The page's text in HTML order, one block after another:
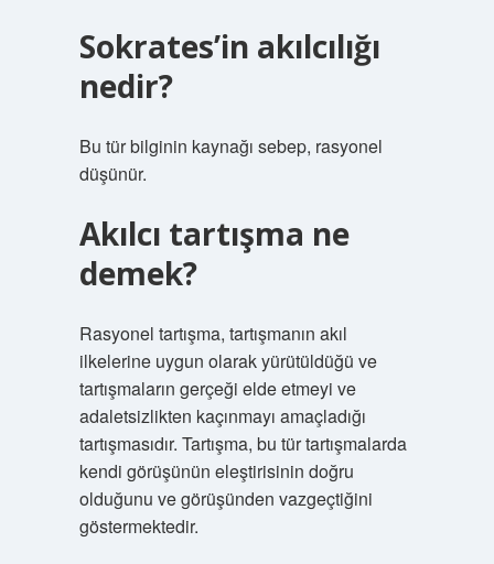
Sokrates’in akılcılığı
nedir?
Bu tür bilginin kaynağı sebep, rasyonel
düşünür.
Akılcı tartışma ne
demek?
Rasyonel tartışma, tartışmanın akıl
ilkelerine uygun olarak yürütüldüğü ve
tartışmaların gerçeği elde etmeyi ve
adaletsizlikten kaçınmayı amaçladığı
tartışmasıdır. Tartışma, bu tür tartışmalarda
kendi görüşünün eleştirisinin doğru
olduğunu ve görüşünden vazgeçtiğini
göstermektedir.